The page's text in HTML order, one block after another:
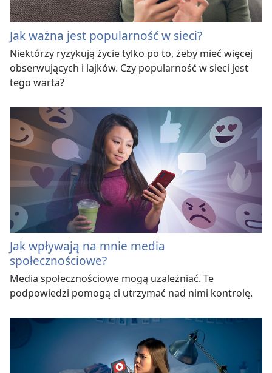
Jak ważna jest popularność w sieci?
Niektórzy ryzykują życie tylko po to, żeby mieć więcej
obserwujących i lajków. Czy popularność w sieci jest
tego warta?
Jak wpływają na mnie media
społecznościowe?
Media społecznościowe mogą uzależniać. Te
podpowiedzi pomogą ci utrzymać nad nimi kontrolę.